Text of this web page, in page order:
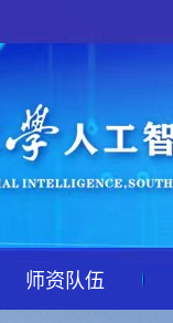
师资队伍